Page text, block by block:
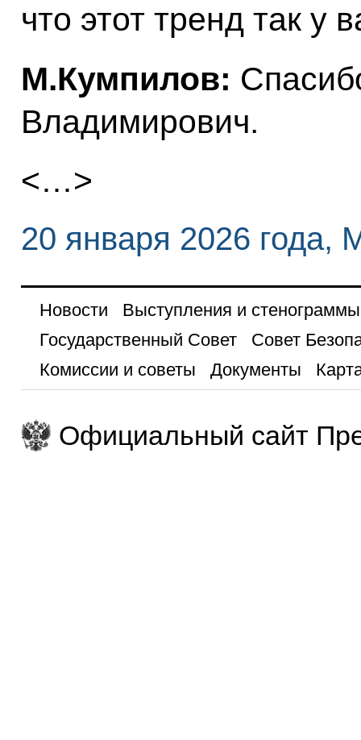
что этот тренд так у
М.Кумпилов:
Владимирович.
<…>
20 января 2026 года,
Новости
Выступления и стенограммы
Государственный Совет
Совет
Комиссии и советы
Документы
Официальный сайт